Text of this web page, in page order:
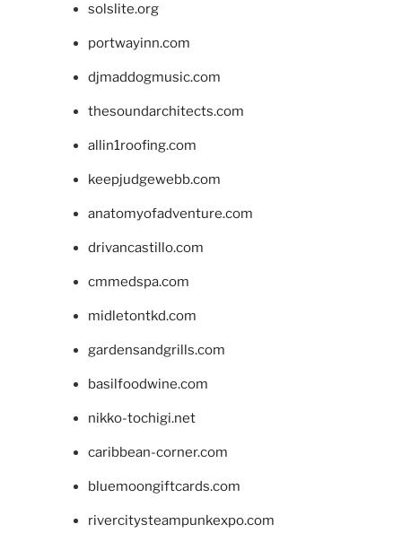
solslite.org
portwayinn.com
djmaddogmusic.com
thesoundarchitects.com
allin1roofing.com
keepjudgewebb.com
anatomyofadventure.com
drivancastillo.com
cmmedspa.com
midletontkd.com
gardensandgrills.com
basilfoodwine.com
nikko-tochigi.net
caribbean-corner.com
bluemoongiftcards.com
rivercitysteampunkexpo.com